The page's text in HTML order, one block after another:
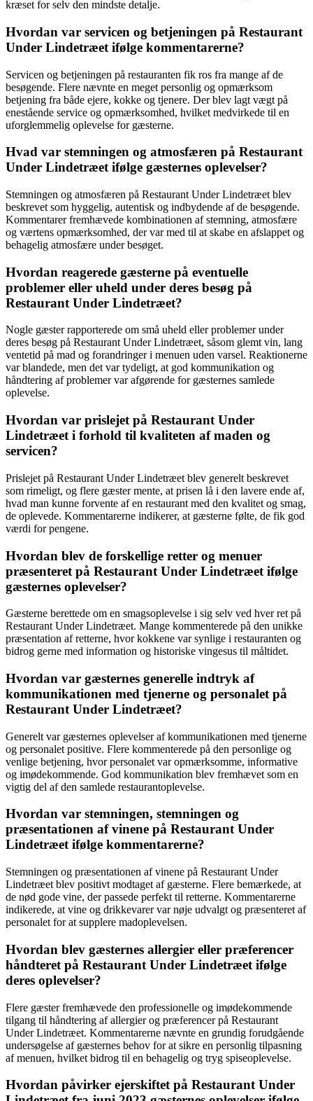
kræset for selv den mindste detalje.
Hvordan var servicen og betjeningen på Restaurant
Under Lindetræet ifølge kommentarerne?
Servicen og betjeningen på restauranten fik ros fra mange af de
besøgende. Flere nævnte en meget personlig og opmærksom
betjening fra både ejere, kokke og tjenere. Der blev lagt vægt på
enestående service og opmærksomhed, hvilket medvirkede til en
uforglemmelig oplevelse for gæsterne.
Hvad var stemningen og atmosfæren på Restaurant
Under Lindetræet ifølge gæsternes oplevelser?
Stemningen og atmosfæren på Restaurant Under Lindetræet blev
beskrevet som hyggelig, autentisk og indbydende af de besøgende.
Kommentarer fremhævede kombinationen af stemning, atmosfære
og værtens opmærksomhed, der var med til at skabe en afslappet og
behagelig atmosfære under besøget.
Hvordan reagerede gæsterne på eventuelle
problemer eller uheld under deres besøg på
Restaurant Under Lindetræet?
Nogle gæster rapporterede om små uheld eller problemer under
deres besøg på Restaurant Under Lindetræet, såsom glemt vin, lang
ventetid på mad og forandringer i menuen uden varsel. Reaktionerne
var blandede, men det var tydeligt, at god kommunikation og
håndtering af problemer var afgørende for gæsternes samlede
oplevelse.
Hvordan var prislejet på Restaurant Under
Lindetræet i forhold til kvaliteten af maden og
servicen?
Prislejet på Restaurant Under Lindetræet blev generelt beskrevet
som rimeligt, og flere gæster mente, at prisen lå i den lavere ende af,
hvad man kunne forvente af en restaurant med den kvalitet og smag,
de oplevede. Kommentarerne indikerer, at gæsterne følte, de fik god
værdi for pengene.
Hvordan blev de forskellige retter og menuer
præsenteret på Restaurant Under Lindetræet ifølge
gæsternes oplevelser?
Gæsterne berettede om en smagsoplevelse i sig selv ved hver ret på
Restaurant Under Lindetræet. Mange kommenterede på den unikke
præsentation af retterne, hvor kokkene var synlige i restauranten og
bidrog gerne med information og historiske vingesus til måltidet.
Hvordan var gæsternes generelle indtryk af
kommunikationen med tjenerne og personalet på
Restaurant Under Lindetræet?
Generelt var gæsternes oplevelser af kommunikationen med tjenerne
og personalet positive. Flere kommenterede på den personlige og
venlige betjening, hvor personalet var opmærksomme, informative
og imødekommende. God kommunikation blev fremhævet som en
vigtig del af den samlede restaurantoplevelse.
Hvordan var stemningen, stemningen og
præsentationen af vinene på Restaurant Under
Lindetræet ifølge kommentarerne?
Stemningen og præsentationen af vinene på Restaurant Under
Lindetræet blev positivt modtaget af gæsterne. Flere bemærkede, at
de nød gode vine, der passede perfekt til retterne. Kommentarerne
indikerede, at vine og drikkevarer var nøje udvalgt og præsenteret af
personalet for at supplere madoplevelsen.
Hvordan blev gæsternes allergier eller præferencer
håndteret på Restaurant Under Lindetræet ifølge
deres oplevelser?
Flere gæster fremhævede den professionelle og imødekommende
tilgang til håndtering af allergier og præferencer på Restaurant
Under Lindetræet. Kommentarerne nævnte en grundig forudgående
undersøgelse af gæsternes behov for at sikre en personlig tilpasning
af menuen, hvilket bidrog til en behagelig og tryg spiseoplevelse.
Hvordan påvirker ejerskiftet på Restaurant Under